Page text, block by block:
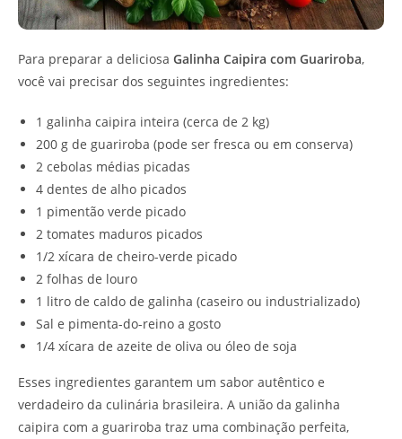
Para preparar a deliciosa Galinha Caipira com Guariroba,
você vai precisar dos seguintes ingredientes:
1 galinha caipira inteira (cerca de 2 kg)
200 g de guariroba (pode ser fresca ou em conserva)
2 cebolas médias picadas
4 dentes de alho picados
1 pimentão verde picado
2 tomates maduros picados
1/2 xícara de cheiro-verde picado
2 folhas de louro
1 litro de caldo de galinha (caseiro ou industrializado)
Sal e pimenta-do-reino a gosto
1/4 xícara de azeite de oliva ou óleo de soja
Esses ingredientes garantem um sabor autêntico e
verdadeiro da culinária brasileira. A união da galinha
caipira com a guariroba traz uma combinação perfeita,